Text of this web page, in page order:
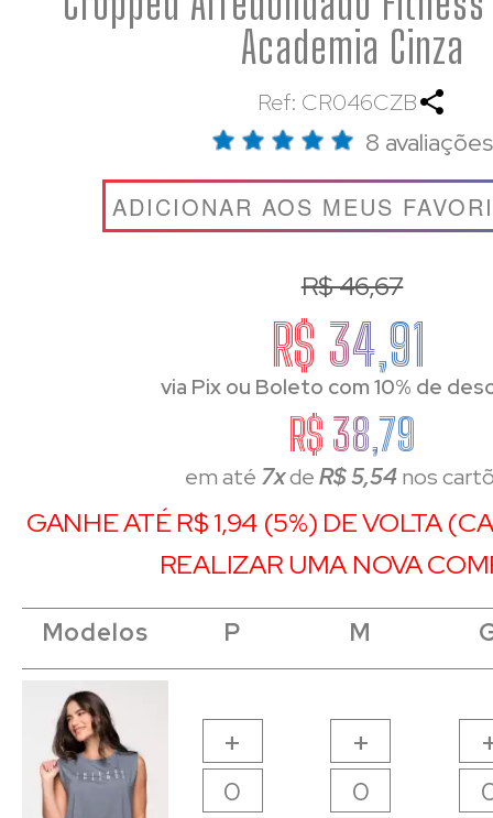
Academia Cinza
Ref: CR046CZB
8 avaliações
ADICIONAR AOS MEUS
R$ 46,67
R$ 34,91
via Pix ou Boleto com 10% de
R$ 38,79
em até 7xdeR$ 5,54nos
GANHE ATÉ R$ 1,94 (5%) DE VOLTA
REALIZAR UMA NOVA
Modelos P M
+ +
Modelos
Modelos
Modelos P M